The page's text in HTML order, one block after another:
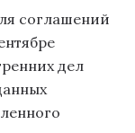
соглашений
дел